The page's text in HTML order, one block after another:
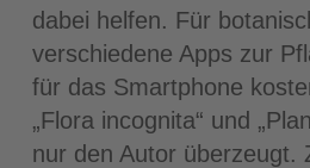
dabei helfen. Für
verschiedene Apps zur
für das Smartphone
„Flora incognita“ und
nur den Autor überzeugt.